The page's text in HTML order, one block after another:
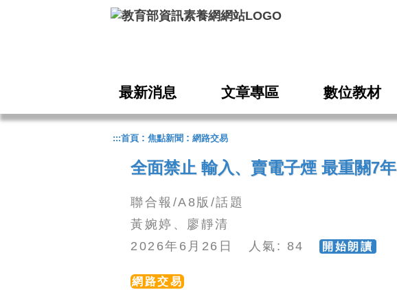
最新消息 文章專區 數位教材
:::首頁 : 焦點新聞 : 網路交易
全面禁止 輸入、賣電子煙 最重關7年
聯合報/A8版/話題
黃婉婷、廖靜清
2026年6月26日 人氣: 84
開始朗讀
網路交易